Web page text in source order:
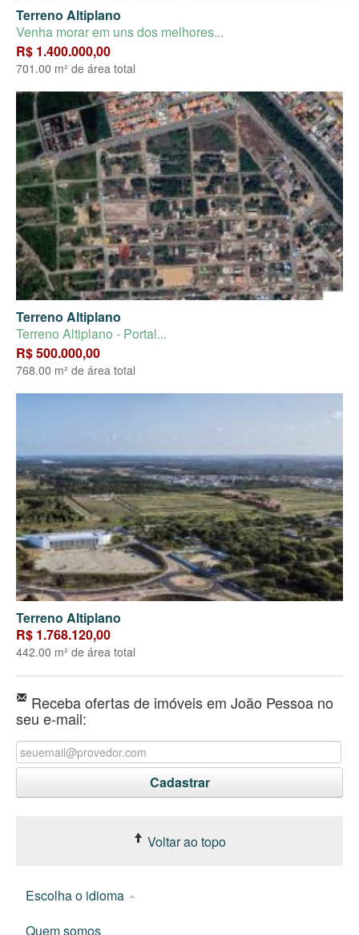
Terreno Altiplano
Venha morar em uns dos melhores...
R$ 1.400.000,00
701.00 m² de área total
Terreno Altiplano
Terreno Altiplano - Portal...
R$ 500.000,00
768.00 m² de área total
Terreno Altiplano
R$ 1.768.120,00
442.00 m² de área total
Receba ofertas de imóveis em João Pessoa no
seu e-mail:
Voltar ao topo
Escolha o idioma
Quem somos